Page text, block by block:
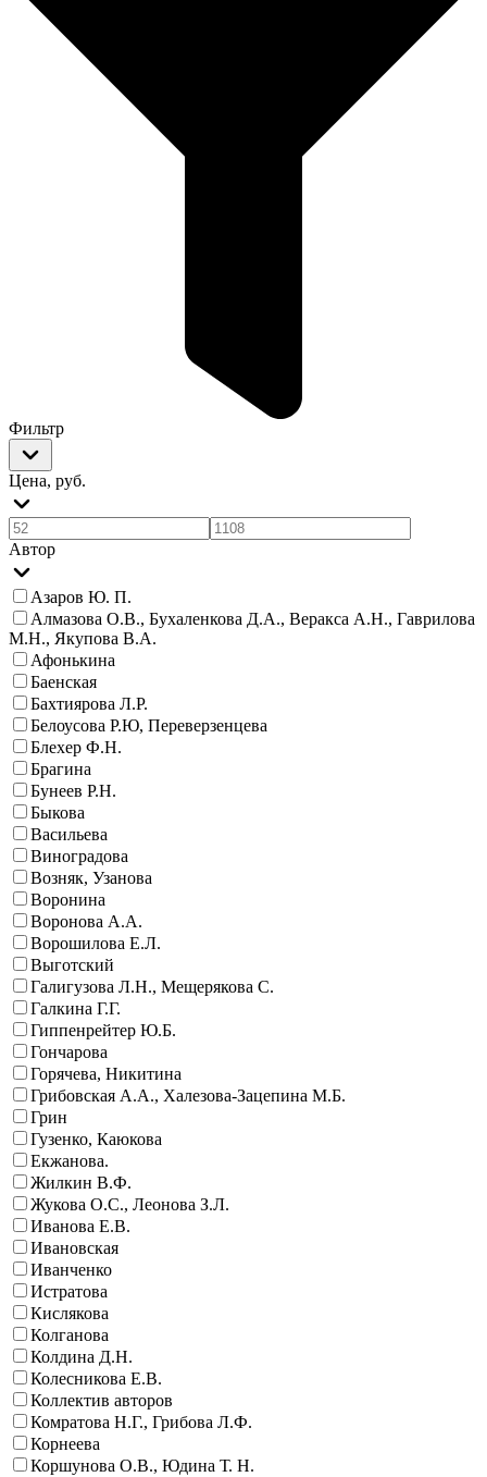
Фильтр
Цена, руб.
Автор
Азаров Ю. П.
Алмазова О.В., Бухаленкова Д.А., Веракса А.Н., Гаврилова
М.Н., Якупова В.А.
Афонькина
Баенская
Бахтиярова Л.Р.
Белоусова Р.Ю, Переверзенцева
Блехер Ф.Н.
Брагина
Бунеев Р.Н.
Быкова
Васильева
Виноградова
Возняк, Узанова
Воронина
Воронова А.А.
Ворошилова Е.Л.
Выготский
Галигузова Л.Н., Мещерякова С.
Галкина Г.Г.
Гиппенрейтер Ю.Б.
Гончарова
Горячева, Никитина
Грибовская А.А., Халезова-Зацепина М.Б.
Грин
Гузенко, Каюкова
Екжанова.
Жилкин В.Ф.
Жукова О.С., Леонова З.Л.
Иванова Е.В.
Ивановская
Иванченко
Истратова
Кислякова
Колганова
Колдина Д.Н.
Колесникова Е.В.
Коллектив авторов
Комратова Н.Г., Грибова Л.Ф.
Корнеева
Коршунова О.В., Юдина Т. Н.